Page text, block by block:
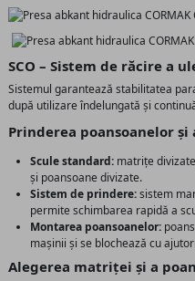
SCO – Sistem de răcire a
Sistemul garantează stabilitatea
după utilizare îndelungată și
Prinderea poansoanelor
Scule standard: matrițe
și poansoane divizate.
Sistem de prindere:sistem
permite schimbarea rapidă a
Montarea poansoanelor:
mașinii și se blochează cu
Alegerea matriței și a